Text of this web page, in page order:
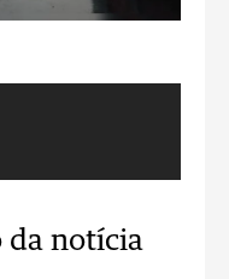
da notícia